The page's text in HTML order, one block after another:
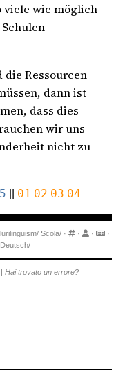
viele wie möglich —
die Ressourcen
dann ist
dass dies
wir uns
nicht zu
|| 01 02 03 04
Scola/ · · ·
·
Deutsch/
| Hai trovato un errore?